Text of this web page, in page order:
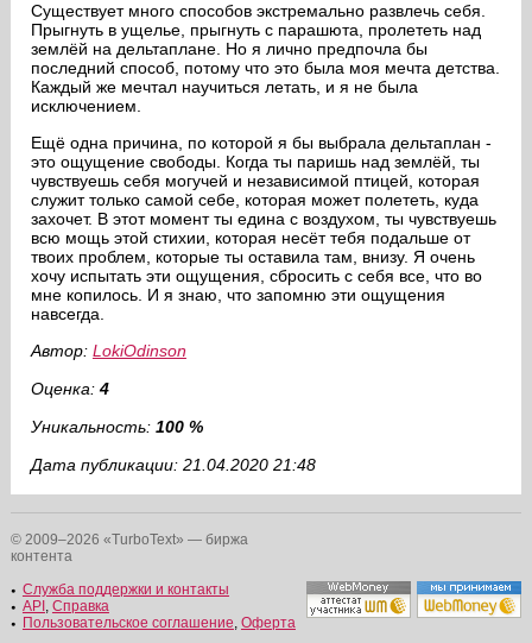
Существует много способов экстремально развлечь себя.
Прыгнуть в ущелье, прыгнуть с парашюта, пролететь над
землёй на дельтаплане. Но я лично предпочла бы
последний способ, потому что это была моя мечта детства.
Каждый же мечтал научиться летать, и я не была
исключением.
Ещё одна причина, по которой я бы выбрала дельтаплан -
это ощущение свободы. Когда ты паришь над землёй, ты
чувствуешь себя могучей и независимой птицей, которая
служит только самой себе, которая может полететь, куда
захочет. В этот момент ты едина с воздухом, ты чувствуешь
всю мощь этой стихии, которая несёт тебя подальше от
твоих проблем, которые ты оставила там, внизу. Я очень
хочу испытать эти ощущения, сбросить с себя все, что во
мне копилось. И я знаю, что запомню эти ощущения
навсегда.
Автор: LokiOdinson
Оценка: 4
Уникальность: 100 %
Дата публикации: 21.04.2020 21:48
© 2009–2026 «TurboText» — биржа
контента
Служба поддержки и контакты
API , Справка
Пользовательское соглашение, Оферта